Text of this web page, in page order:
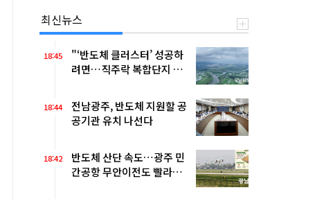
최신뉴스
18:45
"‘반도체 클러스터’ 성공하
려면…직주락 복합단지 구
18:44
전남광주, 반도체 지원할 공
공기관 유치 나선다
18:42
반도체 산단 속도…광주 민
간공항 무안이전도 빨라질